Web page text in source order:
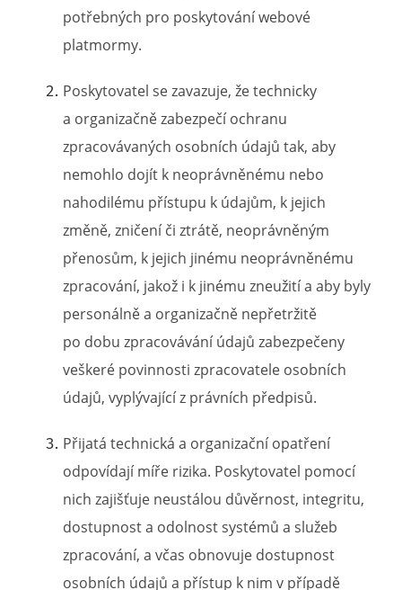
potřebných pro poskytování webové
platmormy.
Poskytovatel se zavazuje, že technicky
a organizačně zabezpečí ochranu
zpracovávaných osobních údajů tak, aby
nemohlo dojít k neoprávněnému nebo
nahodilému přístupu k údajům, k jejich
změně, zničení či ztrátě, neoprávněným
přenosům, k jejich jinému neoprávněnému
zpracování, jakož i k jinému zneužití a aby byly
personálně a organizačně nepřetržitě
po dobu zpracovávání údajů zabezpečeny
veškeré povinnosti zpracovatele osobních
údajů, vyplývající z právních předpisů.
Přijatá technická a organizační opatření
odpovídají míře rizika. Poskytovatel pomocí
nich zajišťuje neustálou důvěrnost, integritu,
dostupnost a odolnost systémů a služeb
zpracování, a včas obnovuje dostupnost
osobních údajů a přístup k nim v případě